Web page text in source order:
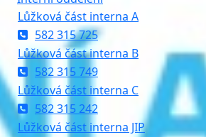
Lůžková část interna A
582 315 725
Lůžková část interna B
582 315 749
Lůžková část interna C
582 315 242
Lůžková část interna JIP